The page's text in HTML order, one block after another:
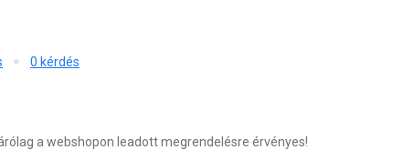
0 kérdés
a webshopon leadott megrendelésre érvényes!